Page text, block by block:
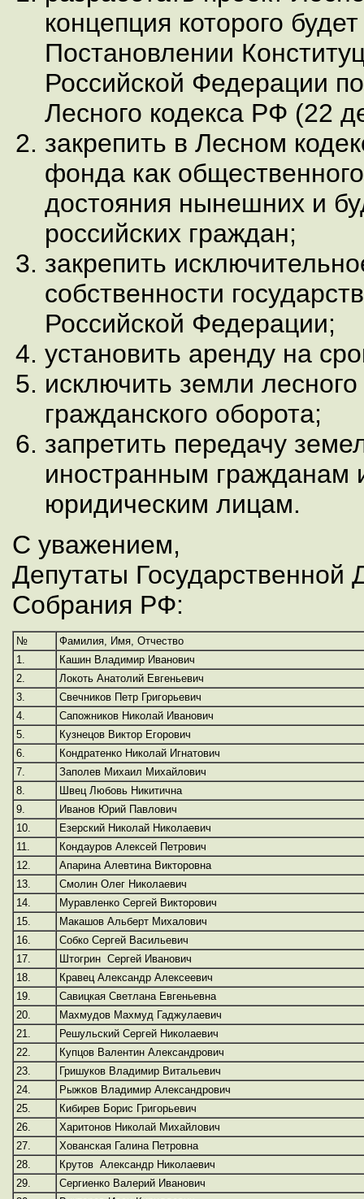
концепция которого
Постановлении
Российской Федерации
Лесного кодекса РФ (22
закрепить в Лесном
фонда как
достояния нынешних и
российских граждан;
закрепить
собственности
Российской Федерации;
установить аренду на
исключить земли
гражданского оборота;
запретить передачу
иностранным гражданам
юридическим лицам.
С уважением,
Депутаты
Собрания РФ:
№
Фамилия, Имя, Отчество
1.
Кашин Владимир Иванович
2.
Локоть Анатолий Евгеньевич
3.
Свечников Петр Григорьевич
4.
Сапожников Николай Иванович
5.
Кузнецов Виктор Егорович
6.
Кондратенко Николай Игнатович
7.
Заполев Михаил Михайлович
8.
Швец Любовь Никитична
9.
Иванов Юрий Павлович
10.
Езерский Николай Николаевич
11.
Кондауров Алексей Петрович
12.
Апарина Алевтина Викторовна
13.
Смолин Олег Николаевич
14.
Муравленко Сергей Викторович
15.
Макашов Альберт Михалович
16.
Собко Сергей Васильевич
17.
Штогрин Сергей Иванович
18.
Кравец Александр Алексеевич
19.
Савицкая Светлана Евгеньевна
20.
Махмудов Махмуд Гаджулаевич
21.
Решульский Сергей Николаевич
22.
Купцов Валентин Александрович
23.
Гришуков Владимир Витальевич
24.
Рыжков Владимир Александрович
25.
Кибирев Борис Григорьевич
26.
Харитонов Николай Михайлович
27.
Хованская Галина Петровна
28.
Крутов Александр Николаевич
29.
Сергиенко Валерий Иванович